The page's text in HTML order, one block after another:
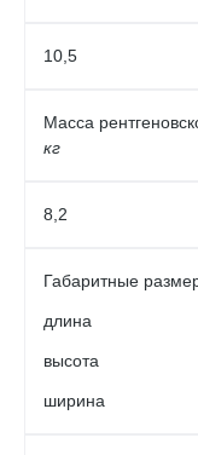
10,5
Масса
кг
8,2
Габаритные
длина
высота
ширина